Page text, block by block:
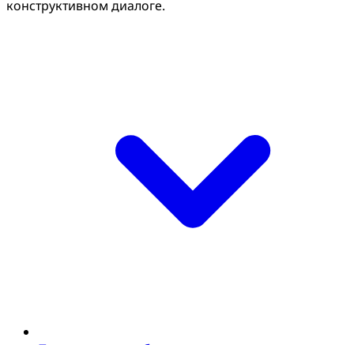
конструктивном диалоге.